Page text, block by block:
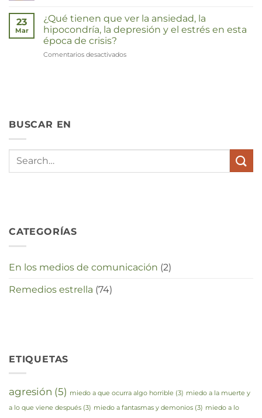
23
Mar
¿Qué tienen que ver la ansiedad, la
hipocondría, la depresión y el estrés en esta
época de crisis?
Comentarios desactivados
in
BUSCAR EN
CATEGORÍAS
En los medios de comunicación (2)
Remedios estrella (74)
ETIQUETAS
agresión (5) miedo a que ocurra algo horrible (3) miedo a la muerte y
a lo que viene después (3) miedo a fantasmas y demonios (3) miedo a lo